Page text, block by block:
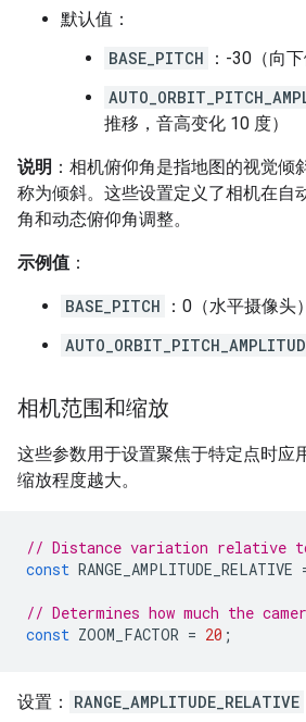
默认值：
BASE_PITCH
：-30（向
推移，音高变化 10 度）
说明 ：相机俯仰角是指地图的视觉倾
称为倾斜。这些设置定义了相机在自
角和动态俯仰角调整。
示例值 ：
BASE_PITCH
：0（水平摄像头）
相机范围和缩放
这些参数用于设置聚焦于特定点时应
缩放程度越大。
// Distance variation relative
const RANGE_AMPLITUDE_RELATIVE
// Determines how much the
const ZOOM_FACTOR = 20 ;
设置： RANGE_AMPLITUDE_RELATIVE